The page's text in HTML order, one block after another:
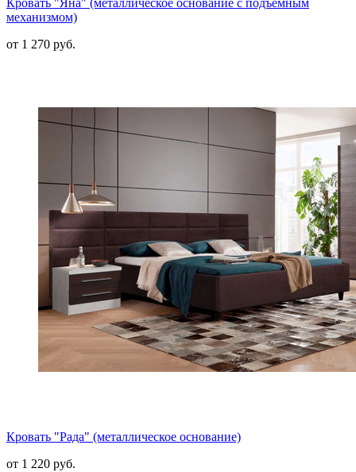
Кровать "Яна" (металлическое основание с подъемным
механизмом)
от 1 270 руб.
Кровать "Рада" (металлическое основание)
от 1 220 руб.